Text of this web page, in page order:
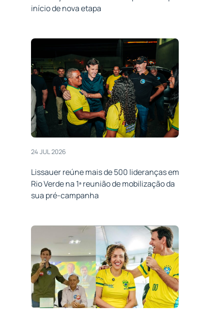
início de nova etapa
24 JUL 2026
Lissauer reúne mais de 500 lideranças em
Rio Verde na 1ª reunião de mobilização da
sua pré-campanha